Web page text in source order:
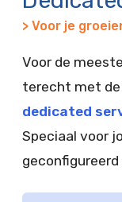
> Voor je
Voor de
terecht met
dedicated
Speciaal voor